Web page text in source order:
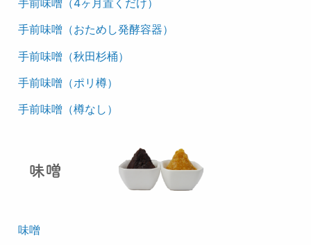
手前味噌（おためし発酵容器）
手前味噌（秋田杉桶）
手前味噌（ポリ樽）
手前味噌（樽なし）
味噌